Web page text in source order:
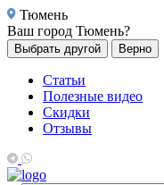
Тюмень
Ваш город Тюмень?
Выбрать другой Верно
Статьи
Полезные видео
Скидки
Отзывы